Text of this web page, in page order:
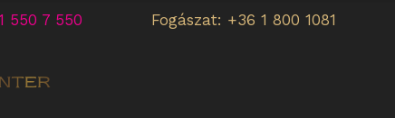
550 7 550 Fogászat: +36 1 800 1081